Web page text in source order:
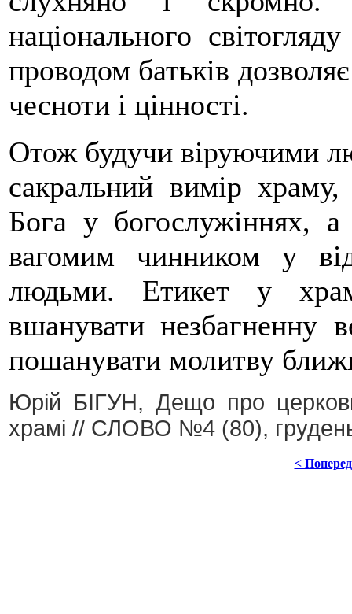
національного
проводом батьків
чесноти і цінності.
Отож будучи віруючими
сакральний вимір
Бога у богослужіннях, а
вагомим чинником у
людьми. Етикет у
вшанувати незбагненну
пошанувати молитву
Юрій БІГУН, Дещо про
храмі // СЛОВО №4 (80),
<